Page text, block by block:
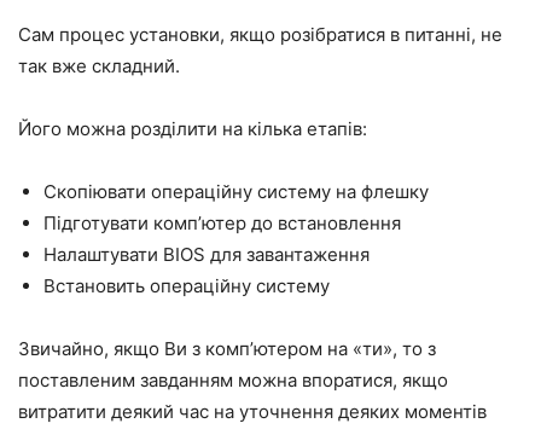
Сам процес установки, якщо розібратися в питанні, не
так вже складний.
Його можна розділити на кілька етапів:
Скопіювати операційну систему на флешку
Підготувати комп’ютер до встановлення
Налаштувати BIOS для завантаження
Встановить операційну систему
Звичайно, якщо Ви з комп’ютером на «ти», то з
поставленим завданням можна впоратися, якщо
витратити деякий час на уточнення деяких моментів